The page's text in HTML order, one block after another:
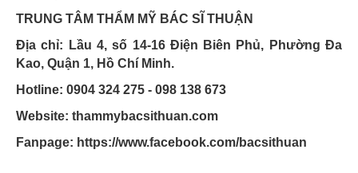
TRUNG TÂM THẨM MỸ BÁC SĨ THUẬN
Địa chỉ: Lầu 4, số 14-16 Điện Biên Phủ, Phường Đa
Kao, Quận 1, Hồ Chí Minh.
Hotline: 0904 324 275 - 098 138 673
Website: thammybacsithuan.com
Fanpage: https://www.facebook.com/bacsithuan